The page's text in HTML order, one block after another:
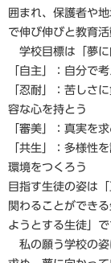
囲まれ、保護者や
で伸び伸びと教育
学校目標は「夢に
「自主」：自分で
「忍耐」：苦しさ
容な心を持とう
「審美」：真実を
「共生」：多様性
環境をつくろう
目指す生徒の姿は
関わることができ
ようとする生徒」で
私の願う学校の姿